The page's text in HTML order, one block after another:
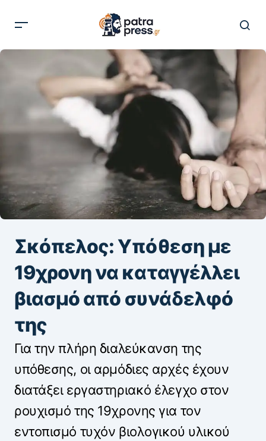
Σκόπελος: Υπόθεση με
19χρονη να καταγγέλλει
βιασμό από συνάδελφό
της
Για την πλήρη διαλεύκανση της
υπόθεσης, οι αρμόδιες αρχές έχουν
διατάξει εργαστηριακό έλεγχο στον
ρουχισμό της 19χρονης για τον
εντοπισμό τυχόν βιολογικού υλικού